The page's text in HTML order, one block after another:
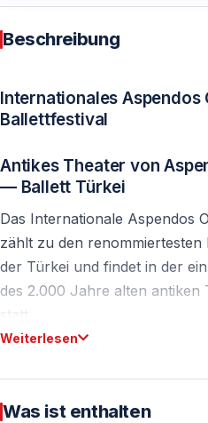
Beschreibung
Internationales Aspendos
Ballettfestival
Antikes Theater von
— Ballett Türkei
Das Internationale Aspendos
zählt zu den
der Türkei und findet in der
des 2.000 Jahre alten antiken
statt.
33. Internationales
Aspendos 2026
Weiterlesen
Was ist enthalten